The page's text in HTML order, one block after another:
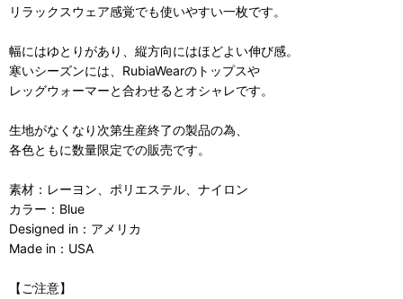
リラックスウェア感覚でも使いやすい一枚です。
幅にはゆとりがあり、縦方向にはほどよい伸び感。
寒いシーズンには、RubiaWearのトップスや
レッグウォーマーと合わせるとオシャレです。
生地がなくなり次第生産終了の製品の為、
各色ともに数量限定での販売です。
素材：レーヨン、ポリエステル、ナイロン
カラー：Blue
Designed in：アメリカ
Made in：USA
【ご注意】